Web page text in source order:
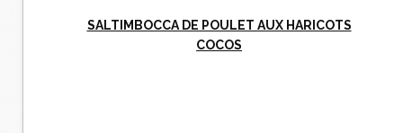
SALTIMBOCCA DE POULET AUX HARICOTS
COCOS